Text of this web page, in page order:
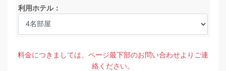
利用ホテル：
料金につきましては、ページ最下部のお問い合わせよりご連
絡ください。